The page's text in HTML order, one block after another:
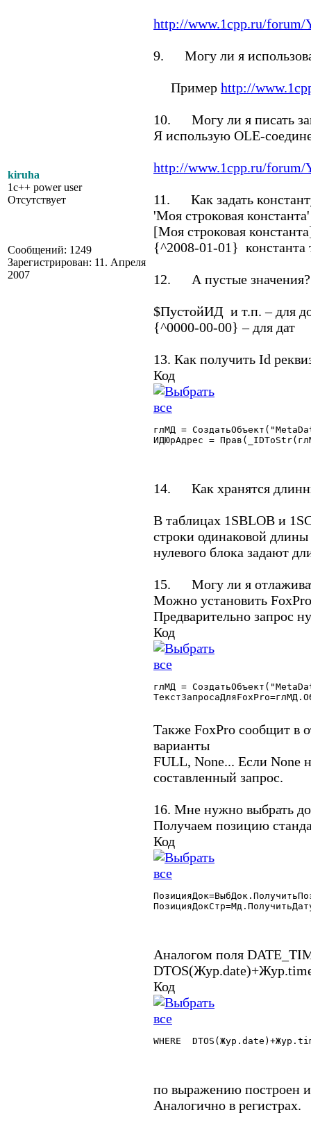
kiruha
1c++ power user
Отсутствует
Сообщений: 1249
Зарегистрирован: 11. Апреля
2007
http://www.1cpp.ru/forum/
9. Могу ли я
Пример http://
10. Могу ли я писать
Я использую OLE-
http://www.1cpp.ru/forum/
11. Как задать
'Моя строковая константа'
[Моя строковая
{^2008-01-01} константа
12. А пустые значения?
$ПустойИД и т.п. – для
{^0000-00-00} – для дат
13. Как получить Id
Код
глМД =
ИДЮрАдрес =
14. Как хранятся
В таблицах 1SBLOB и
строки одинаковой
нулевого блока задают
15. Могу ли я
Можно установить
Предварительно запрос
Код
глМД =
Также FoxPro сообщит в
варианты
FULL, None... Если None
составленный запрос.
16. Мне нужно выбрать
Получаем позицию
Код
Аналогом поля
Код
WHERE
по выражению построен
Аналогично в регистрах.